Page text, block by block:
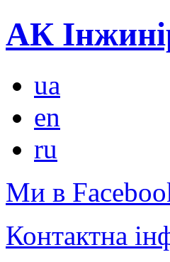
АК
ua
en
ru
Ми в
Контактна